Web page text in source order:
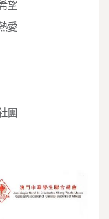
望
愛
團